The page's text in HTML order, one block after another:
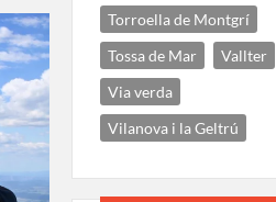
Torroella de Montgrí
Tossa de Mar
Vallter
Via verda
Vilanova i la Geltrú